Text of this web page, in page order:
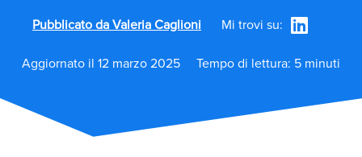
Pubblicato da Valeria Caglioni Mi trovi su:
Aggiornato il 12 marzo 2025 Tempo di lettura: 5 minuti